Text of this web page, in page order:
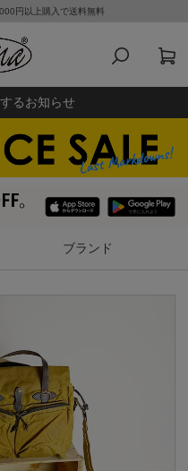
円以上購入で送料無料
るお知らせ
ブランド